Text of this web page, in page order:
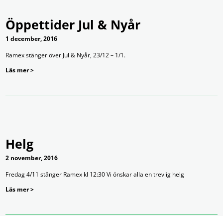
Öppettider Jul & Nyår
1 december, 2016
Ramex stänger över Jul & Nyår, 23/12 – 1/1.
Läs mer >
Helg
2 november, 2016
Fredag 4/11 stänger Ramex kl 12:30 Vi önskar alla en trevlig helg
Läs mer >